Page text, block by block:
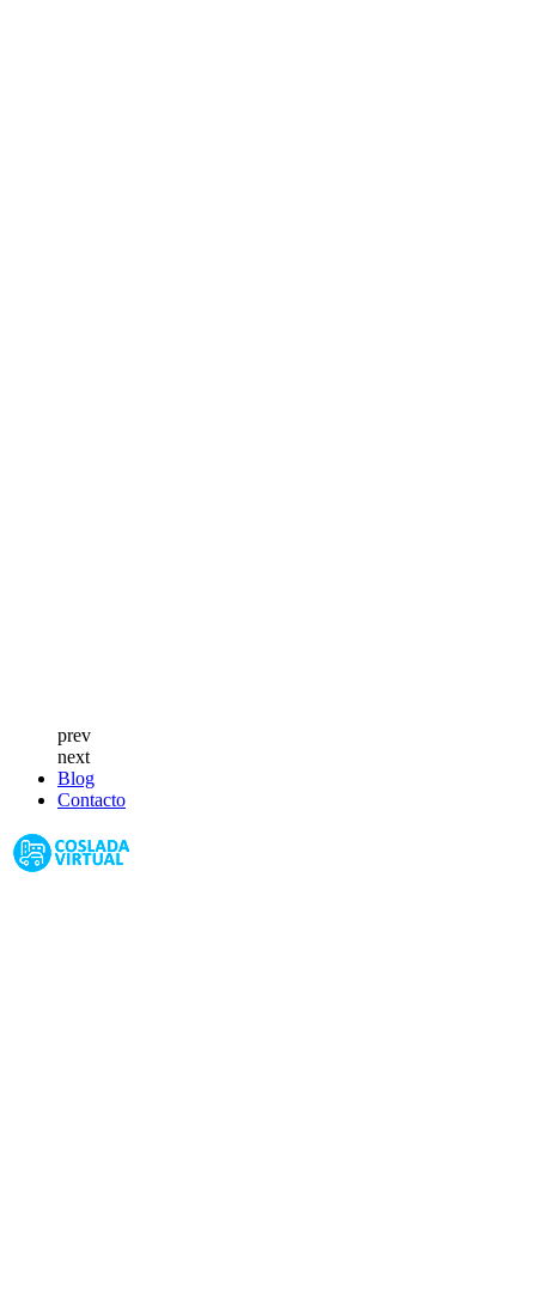
prev
next
Blog
Contacto